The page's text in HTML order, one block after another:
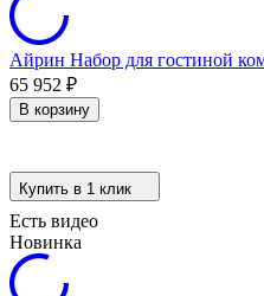
Айрин Набор для гостиной
65 952 ₽
В корзину
Купить в 1 клик
Есть видео
Новинка